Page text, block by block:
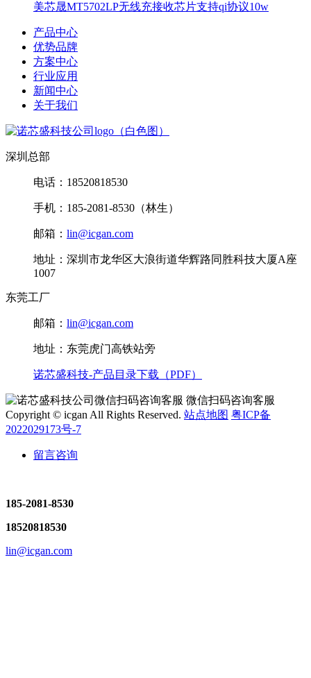
美芯晟MT5702LP无线充接收芯片支持qi协议10w
产品中心
优势品牌
方案中心
行业应用
新闻中心
关于我们
深圳总部
电话：18520818530
手机：185-2081-8530（林生）
邮箱： lin@icgan.com
地址：深圳市龙华区大浪街道华辉路同胜科技大厦A座
1007
东莞工厂
邮箱： lin@icgan.com
地址：东莞虎门高铁站旁
诺芯盛科技-产品目录下载（PDF）
微信扫码咨询客服
Copyright © icgan All Rights Reserved. 站点地图 粤ICP备
2022029173号-7
留言咨询
185-2081-8530
18520818530
lin@icgan.com